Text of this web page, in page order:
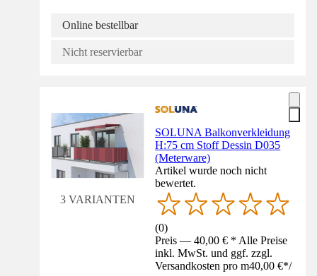
Online bestellbar
Nicht reservierbar
3 VARIANTEN
SOLUNA Balkonverkleidung
H:75 cm Stoff Dessin D035
(Meterware)
Artikel wurde noch nicht
bewertet.
(0)
Preis — 40,00 € * Alle Preise
inkl. MwSt. und ggf. zzgl.
Versandkosten pro m40,00 €*/